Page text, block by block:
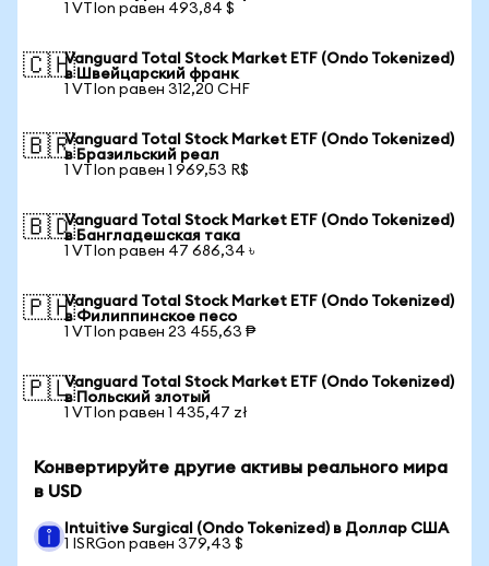
1 VTIon равен 493,84 $
🇨🇭Vanguard Total Stock Market ETF (Ondo Tokenized)
в Швейцарский франк
1 VTIon равен 312,20 CHF
🇧🇷Vanguard Total Stock Market ETF (Ondo Tokenized)
в Бразильский реал
1 VTIon равен 1 969,53 R$
🇧🇩Vanguard Total Stock Market ETF (Ondo Tokenized)
в Бангладешская така
1 VTIon равен 47 686,34 ৳
🇵🇭Vanguard Total Stock Market ETF (Ondo Tokenized)
в Филиппинское песо
1 VTIon равен 23 455,63 ₱
🇵🇱Vanguard Total Stock Market ETF (Ondo Tokenized)
в Польский злотый
1 VTIon равен 1 435,47 zł
Конвертируйте другие активы реального мира
в USD
Intuitive Surgical (Ondo Tokenized) в Доллар США
1 ISRGon равен 379,43 $